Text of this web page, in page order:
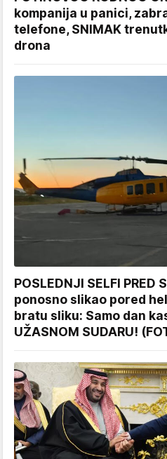
kompanija u panici,
telefone, SNIMAK
drona
POSLEDNJI SELFI
ponosno slikao pored
bratu sliku: Samo dan
UŽASNOM SUDARU!